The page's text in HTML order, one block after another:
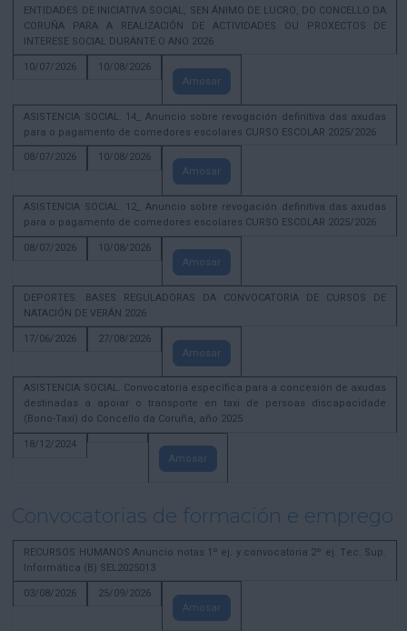
ENTIDADES DE INICIATIVA SOCIAL, SEN ÁNIMO DE LUCRO, DO CONCELLO DA
CORUÑA PARA A REALIZACIÓN DE ACTIVIDADES OU PROXECTOS DE
INTERESE SOCIAL DURANTE O ANO 2026
10/07/2026
10/08/2026
Amosar
ASISTENCIA SOCIAL. 14_ Anuncio sobre revogación definitiva das axudas
para o pagamento de comedores escolares CURSO ESCOLAR 2025/2026
08/07/2026
10/08/2026
Amosar
ASISTENCIA SOCIAL. 12_ Anuncio sobre revogación definitiva das axudas
para o pagamento de comedores escolares CURSO ESCOLAR 2025/2026
08/07/2026
10/08/2026
Amosar
DEPORTES. BASES REGULADORAS DA CONVOCATORIA DE CURSOS DE
NATACIÓN DE VERÁN 2026
17/06/2026
27/08/2026
Amosar
ASISTENCIA SOCIAL. Convocatoria específica para a concesión de axudas
destinadas a apoiar o transporte en taxi de persoas discapacidade
(Bono-Taxi) do Concello da Coruña, año 2025
18/12/2024
Amosar
Convocatorias de formación e emprego
RECURSOS HUMANOS Anuncio notas 1º ej. y convocatoria 2º ej. Tec. Sup.
Informática (B) SEL2025013
03/08/2026
25/09/2026
Amosar